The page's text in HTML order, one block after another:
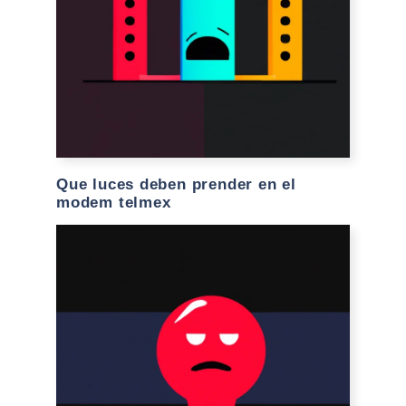
Que luces deben prender en el
modem telmex